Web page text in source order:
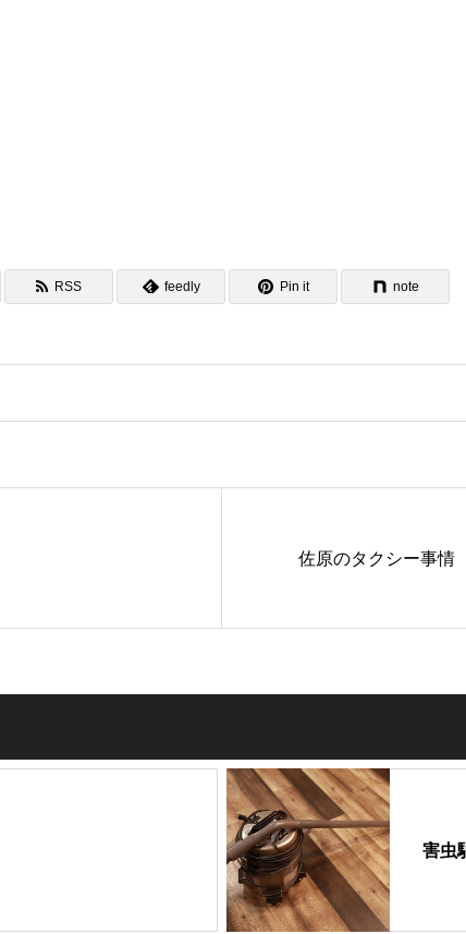
RSS feedly Pin it note
佐原のタクシー事情
害虫